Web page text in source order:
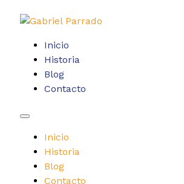
Inicio
Historia
Blog
Contacto
Inicio
Historia
Blog
Contacto